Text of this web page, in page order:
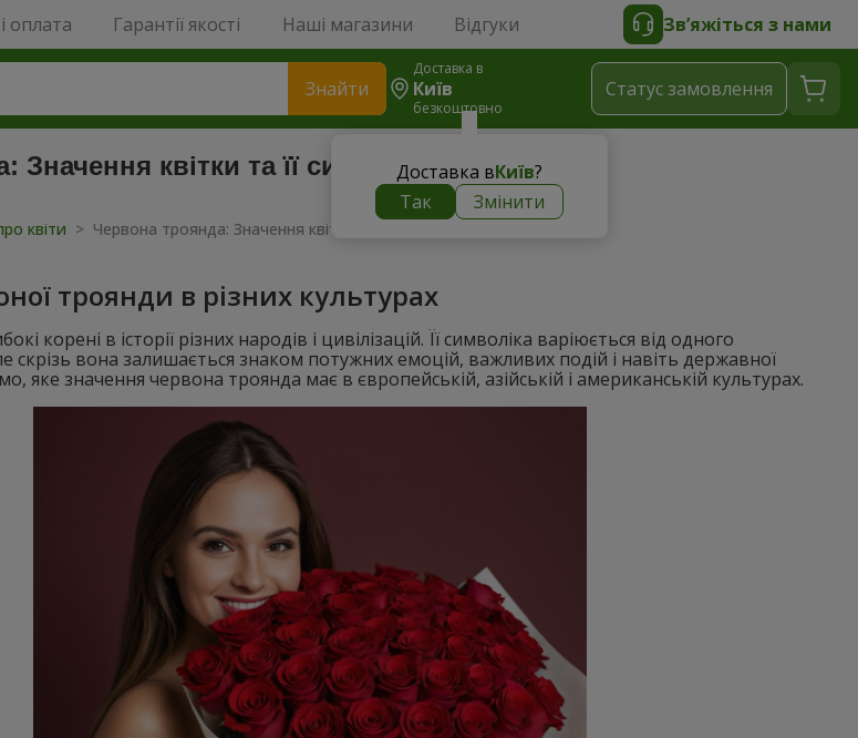
оплата Гарантії якості Наші магазини Відгуки Зв’яжіться з нами
Знайти
Доставка в
Київ
безкоштовно
Доставка вКиїв?
Так
Змінити
Статус замовлення
квітки та її символіка
квіти > Червона троянда: Значення квітки та її символіка
троянди в різних культурах
корені в історії різних народів і цивілізацій. Її символіка варіюється від одного
скрізь вона залишається знаком потужних емоцій, важливих подій і навіть державної
яке значення червона троянда має в європейській, азійській і американській культурах.